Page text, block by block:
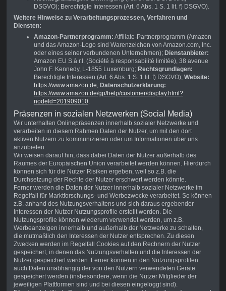
DSGVO); Berechtigte Interessen (Art. 6 Abs. 1 S. 1 lit. f) DSGVO).
Weitere Hinweise zu Verarbeitungsprozessen, Verfahren und
Diensten:
Amazon-Partnerprogramm: Affiliate-Partnerprogramm (Amazon
und das Amazon-Logo sind Warenzeichen von Amazon.com, Inc.
oder eines seiner verbundenen Unternehmen); Dienstanbieter:
Amazon EU S.à r.l. (Société à responsabilité limitée), 38 avenue
John F. Kennedy, L-1855 Luxemburg; Rechtsgrundlagen:
Berechtigte Interessen (Art. 6 Abs. 1 S. 1 lit. f) DSGVO); Website:
https://www.amazon.de; Datenschutzerklärung:
https://www.amazon.de/gp/help/customer/display.html?
nodeId=201909010.
Präsenzen in sozialen Netzwerken (Social Media)
Wir unterhalten Onlinepräsenzen innerhalb sozialer Netzwerke und
verarbeiten in diesem Rahmen Daten der Nutzer, um mit den dort
aktiven Nutzern zu kommunizieren oder um Informationen über uns
anzubieten.
Wir weisen darauf hin, dass dabei Daten der Nutzer außerhalb des
Raumes der Europäischen Union verarbeitet werden können. Hierdurch
können sich für die Nutzer Risiken ergeben, weil so z.B. die
Durchsetzung der Rechte der Nutzer erschwert werden könnte.
Ferner werden die Daten der Nutzer innerhalb sozialer Netzwerke im
Regelfall für Marktforschungs- und Werbezwecke verarbeitet. So können
z.B. anhand des Nutzungsverhaltens und sich daraus ergebender
Interessen der Nutzer Nutzungsprofile erstellt werden. Die
Nutzungsprofile können wiederum verwendet werden, um z.B.
Werbeanzeigen innerhalb und außerhalb der Netzwerke zu schalten,
die mutmaßlich den Interessen der Nutzer entsprechen. Zu diesen
Zwecken werden im Regelfall Cookies auf den Rechnern der Nutzer
gespeichert, in denen das Nutzungsverhalten und die Interessen der
Nutzer gespeichert werden. Ferner können in den Nutzungsprofilen
auch Daten unabhängig der von den Nutzern verwendeten Geräte
gespeichert werden (insbesondere, wenn die Nutzer Mitglieder der
jeweiligen Plattformen sind und bei diesen eingeloggt sind).